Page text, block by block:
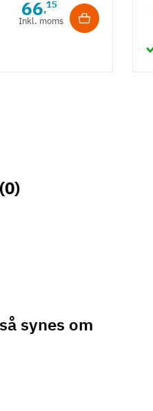
Bronzefarve
66,15
Inkl. moms
(0)
synes om